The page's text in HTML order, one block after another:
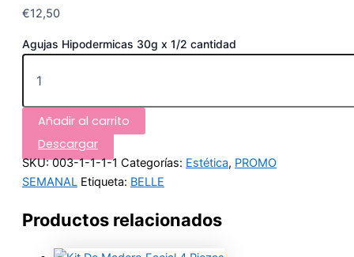
€12,50
Agujas Hipodermicas 30g x 1/2 cantidad
Añadir al carrito
Descargar
SKU:003-1-1-1-1 Categorías: Estética, PROMO
SEMANAL Etiqueta: BELLE
Productos relacionados